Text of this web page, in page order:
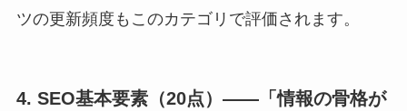
ツの更新頻度もこのカテゴリで評価されます。
4. SEO基本要素（20点）——「情報の骨格が